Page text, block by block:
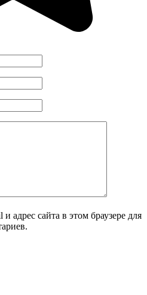
адрес сайта в этом браузере для